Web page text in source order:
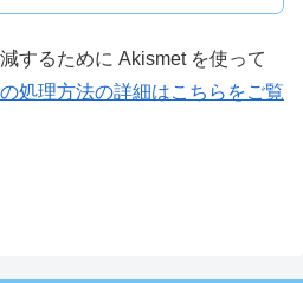
するために Akismet を使って
処理方法の詳細はこちらをご覧